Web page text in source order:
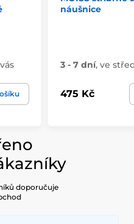
náušnice
3 - 7 dní, ve
475 Kč
doporučuje